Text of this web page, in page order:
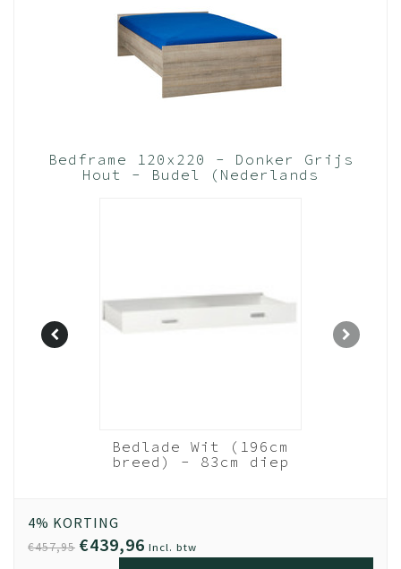
Bedframe 120x220 - Donker Grijs
Hout - Budel (Nederlands
Bedlade Wit (196cm
breed) - 83cm diep
4% KORTING
€457,95 €439,96 Incl. btw